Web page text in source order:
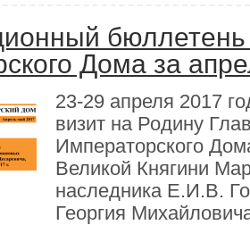
бюллетень
Дома за
23-29 апреля 2017
визит на Родину
Императорского
Великой Княгини
наследника Е.И.В.
Георгия